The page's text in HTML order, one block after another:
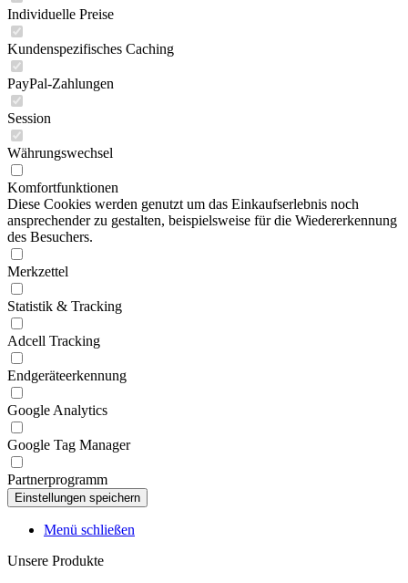
Individuelle Preise
Kundenspezifisches Caching
PayPal-Zahlungen
Session
Währungswechsel
Komfortfunktionen
Diese Cookies werden genutzt um das Einkaufserlebnis noch
ansprechender zu gestalten, beispielsweise für die Wiedererkennung
des Besuchers.
Merkzettel
Statistik & Tracking
Adcell Tracking
Endgeräteerkennung
Google Analytics
Google Tag Manager
Partnerprogramm
Menü schließen
Unsere Produkte